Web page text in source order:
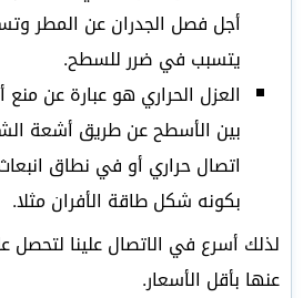
أجل فصل الجدران عن المطر
يتسبب في ضرر للسطح.
العزل الحراري هو عبارة عن منع
بين الأسطح عن طريق أشعة
اتصال حراري أو في نطاق
بكونه شكل طاقة الأفران مثلا.
لذلك أسرع في الاتصال علينا لتحصل
عنها بأقل الأسعار.